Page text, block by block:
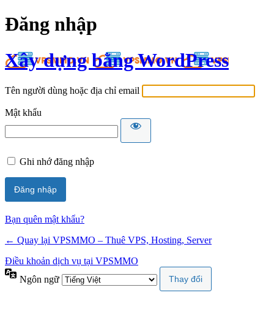
Đăng nhập
Xây dựng bằng WordPress
Tên người dùng hoặc địa chỉ email
Mật khẩu
Ghi nhớ đăng nhập
Bạn quên mật khẩu?
← Quay lại VPSMMO – Thuê VPS, Hosting, Server
Điều khoản dịch vụ tại VPSMMO
Ngôn ngữ